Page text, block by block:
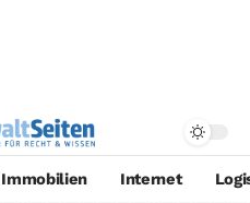
Immobilien Internet